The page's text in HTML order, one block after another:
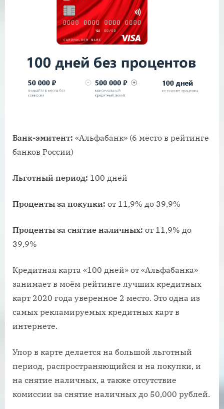
Банк-эмитент: «Альфабанк» (6 место в рейтинге
банков России)
Льготный период: 100 дней
Проценты за покупки: от 11,9% до 39,9%
Проценты за снятие наличных: от 11,9% до
39,9%
Кредитная карта «100 дней» от «Альфабанка»
занимает в моём рейтинге лучших кредитных
карт 2020 года уверенное 2 место. Это одна из
самых рекламируемых кредитных карт в
интернете.
Упор в карте делается на большой льготный
период, распространяющийся и на покупки, и
на снятие наличных, а также отсутствие
комиссии за снятие наличных до 50,000 рублей.